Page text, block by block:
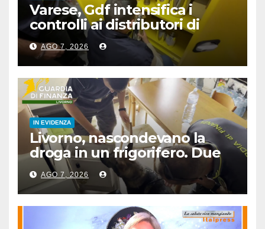
Varese, Gdf intensifica i
controlli ai distributori di
carburante, 6 multati
AGO 7, 2026
IN EVIDENZA
Livorno, nascondevano la
droga in un frigorifero. Due
arresti
AGO 7, 2026